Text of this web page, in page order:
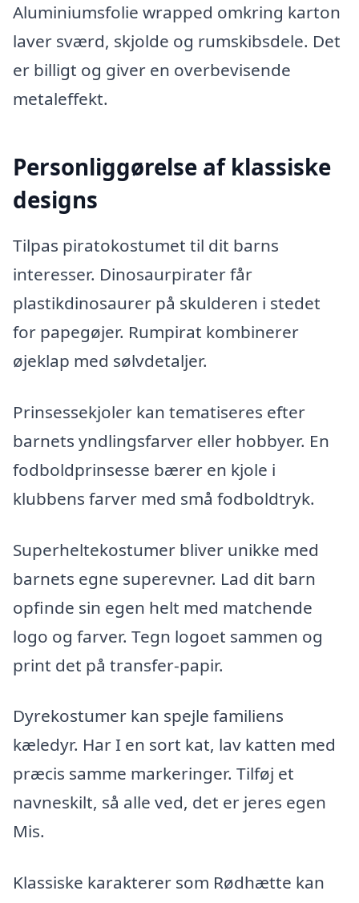
Aluminiumsfolie wrapped omkring karton
laver sværd, skjolde og rumskibsdele. Det
er billigt og giver en overbevisende
metaleffekt.
Personliggørelse af klassiske
designs
Tilpas piratokostumet til dit barns
interesser. Dinosaurpirater får
plastikdinosaurer på skulderen i stedet
for papegøjer. Rumpirat kombinerer
øjeklap med sølvdetaljer.
Prinsessekjoler kan tematiseres efter
barnets yndlingsfarver eller hobbyer. En
fodboldprinsesse bærer en kjole i
klubbens farver med små fodboldtryk.
Superheltekostumer bliver unikke med
barnets egne superevner. Lad dit barn
opfinde sin egen helt med matchende
logo og farver. Tegn logoet sammen og
print det på transfer-papir.
Dyrekostumer kan spejle familiens
kæledyr. Har I en sort kat, lav katten med
præcis samme markeringer. Tilføj et
navneskilt, så alle ved, det er jeres egen
Mis.
Klassiske karakterer som Rødhætte kan